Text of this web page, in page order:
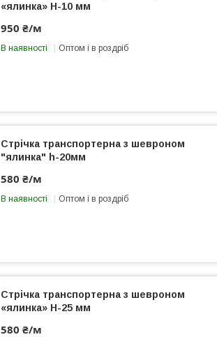
«ялинка» Н-10 мм
950 ₴/м
В наявності Оптом і в роздріб
Стрічка транспортерна з шевроном
"ялинка" h-20мм
580 ₴/м
В наявності Оптом і в роздріб
Стрічка транспортерна з шевроном
«ялинка» Н-25 мм
580 ₴/м